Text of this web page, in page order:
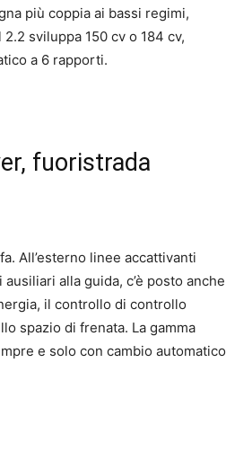
più coppia ai bassi regimi,
sviluppa 150 cv o 184 cv,
a 6 rapporti.
fuoristrada
All’esterno linee accattivanti
alla guida, c’è posto anche
il controllo di controllo
spazio di frenata. La gamma
e solo con cambio automatico